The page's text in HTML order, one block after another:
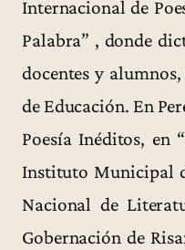
Internacional de
Palabra” , donde
docentes y
de Educación. En
Poesía Inéditos, en
Instituto Municipal
Nacional de
Gobernación de